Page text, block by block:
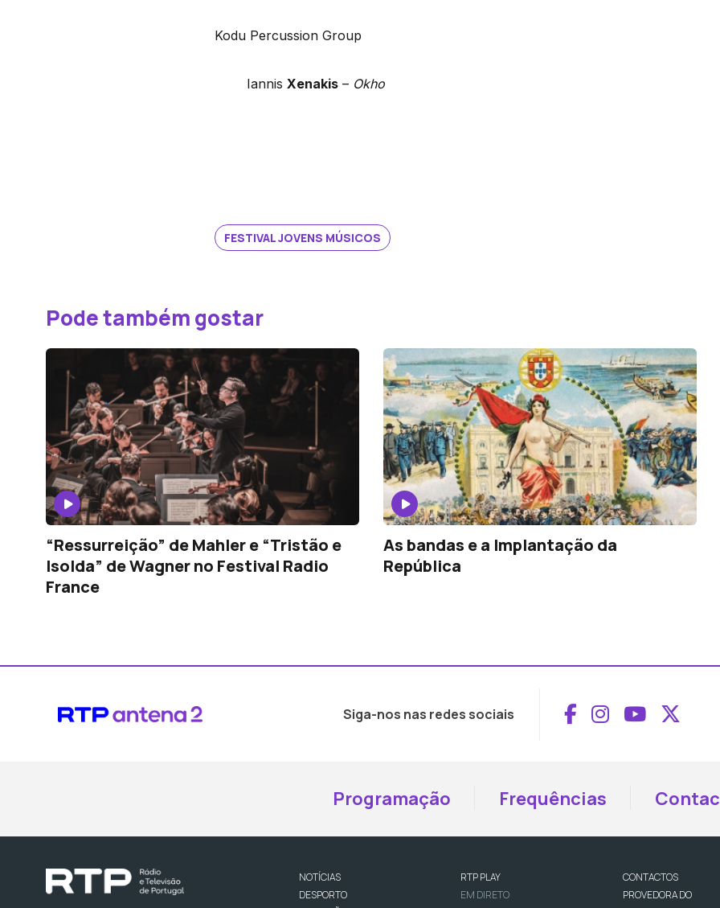
Kodu Percussion Group
Iannis Xenakis – Okho
FESTIVAL JOVENS MÚSICOS
Pode também gostar
“Ressurreição” de Mahler e “Tristão e
Isolda” de Wagner no Festival Radio
France
As bandas e a Implantação da
República
Siga-nos nas redes sociais Aceder ao
Aceder ao
Aceder
Programação Frequências
NOTÍCIAS
DESPORTO
RTP PLAY
EM DIRETO
CONTACTOS
PROVEDORA DO